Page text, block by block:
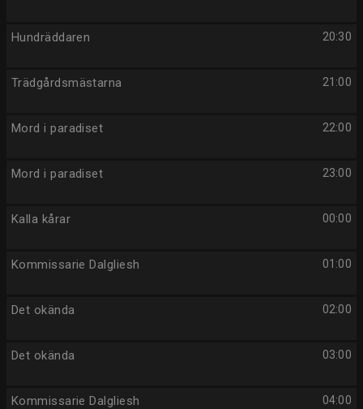
20:30
Hundräddaren
21:00
Trädgårdsmästarna
22:00
Mord i paradiset
23:00
Mord i paradiset
00:00
Kalla kårar
01:00
Kommissarie Dalgliesh
02:00
Det okända
03:00
Det okända
04:00
Kommissarie Dalgliesh